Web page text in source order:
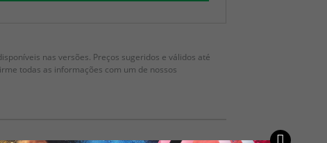
nas versões. Preços sugeridos e válidos até
todas as informações com um de nossos